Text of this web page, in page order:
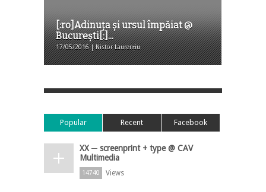
[:ro]Adinuța și ursul împăiat @
București[:]...
17/05/2016 | Nistor Laurențiu
Popular Recent Facebook
XX ─ screenprint + type @ CAV
Multimedia
14740 Views